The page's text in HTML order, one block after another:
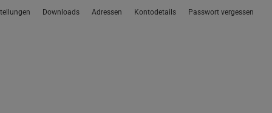
Downloads Adressen Kontodetails Passwort vergessen